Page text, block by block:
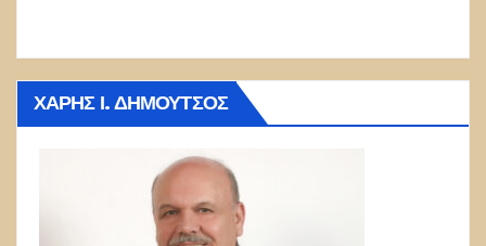
ΧΆΡΗΣ Ι. ΔΗΜΟΎΤΣΟΣ